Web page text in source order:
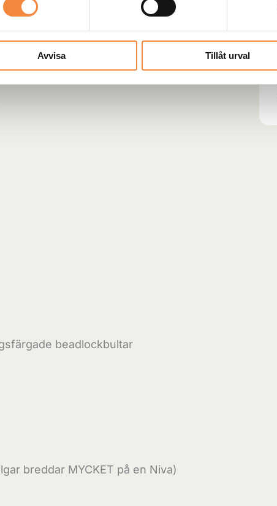
Avvisa Tillåt urval
beadlockbultar
breddar MYCKET på en Niva)